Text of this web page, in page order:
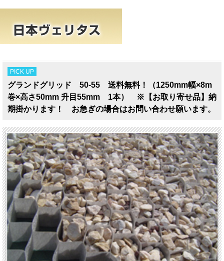
PICK UP
グランドグリッド 50-55 送料無料！（1250mm幅×8m
巻×高さ50mm 升目55mm 1本） ※【お取り寄せ品】納
期掛かります！ お急ぎの場合はお問い合わせ願います。